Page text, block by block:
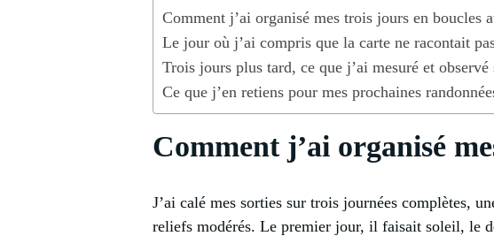
Comment j’ai organisé mes trois jours en boucles
Le jour où j’ai compris que la carte ne racontait
Trois jours plus tard, ce que j’ai mesuré et
Ce que j’en retiens pour mes prochaines
Comment j’ai organisé
J’ai calé mes sorties sur trois journées complètes,
reliefs modérés. Le premier jour, il faisait soleil, le